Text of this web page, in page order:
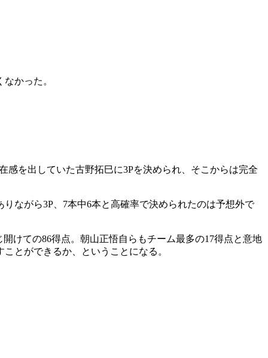
かった。
感を出していた古野拓巳に3Pを決められ、そこからは完全
ながら3P、7本中6本と高確率で決められたのは予想外で
けての86得点。朝山正悟自らもチーム最多の17得点と意地
とができるか、ということになる。